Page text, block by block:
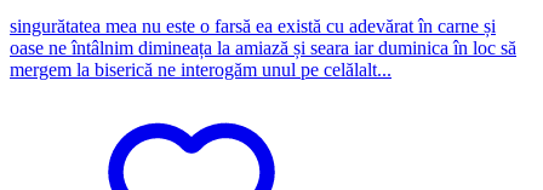
singurătatea mea nu este o farsă ea există cu adevărat în carne și
oase ne întâlnim dimineața la amiază și seara iar duminica în loc să
mergem la biserică ne interogăm unul pe celălalt...